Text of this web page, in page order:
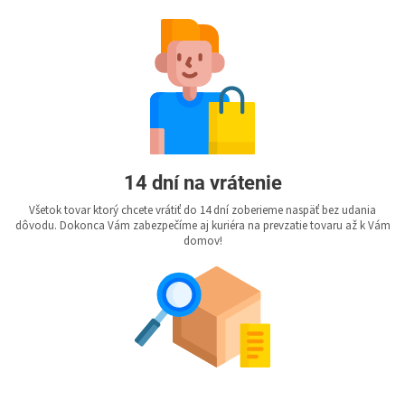
14 dní na vrátenie
Všetok tovar ktorý chcete vrátiť do 14 dní zoberieme naspäť bez udania
dôvodu. Dokonca Vám zabezpečíme aj kuriéra na prevzatie tovaru až k Vám
domov!